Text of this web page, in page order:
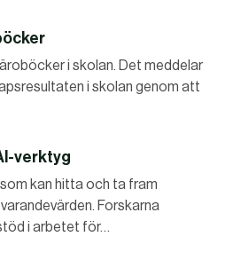
i skolan. Det meddelar
i skolan genom att
verktyg
kan hitta och ta fram
Forskarna
i arbetet för…